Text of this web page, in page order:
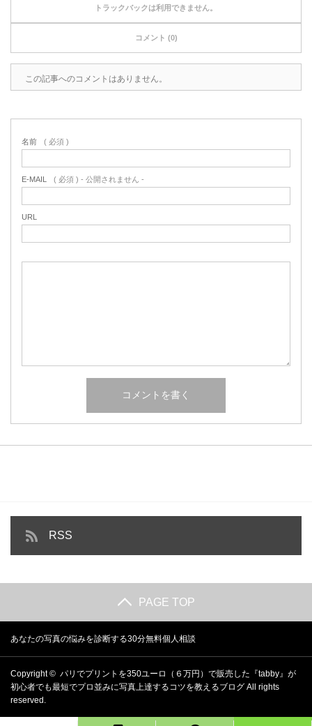
トラックバックは利用できません。
コメント (0)
この記事へのコメントはありません。
名前 ( 必須 )
E-MAIL ( 必須 ) - 公開されません -
URL
RSS
PAGE TOP
あなたの写真の悩みを診断する30分無料個人相談
Copyright © パリでプリントを350ユーロ（６万円）で販売した『tabby』が
初心者でも最短でプロ並みに写真上達するコツを教えるブログ All rights
reserved.